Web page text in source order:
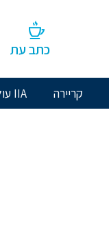
כתב עת
קריירה IIA עולמי